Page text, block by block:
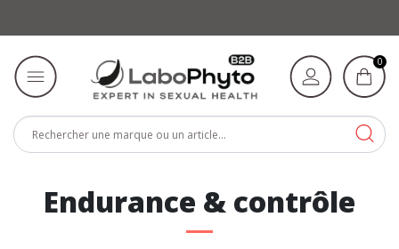
0
Endurance & contrôle